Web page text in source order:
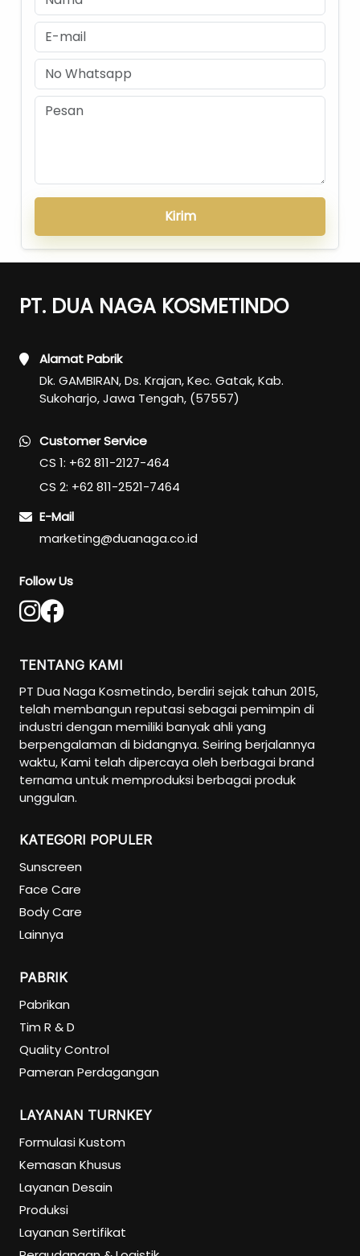
Kirim
PT. DUA NAGA KOSMETINDO
Alamat Pabrik
Dk. GAMBIRAN, Ds. Krajan, Kec. Gatak, Kab.
Sukoharjo, Jawa Tengah, (57557)
Customer Service
CS 1: +62 811-2127-464
CS 2: +62 811-2521-7464
E-Mail
marketing@duanaga.co.id
Follow Us
TENTANG KAMI
PT Dua Naga Kosmetindo, berdiri sejak tahun 2015,
telah membangun reputasi sebagai pemimpin di
industri dengan memiliki banyak ahli yang
berpengalaman di bidangnya. Seiring berjalannya
waktu, Kami telah dipercaya oleh berbagai brand
ternama untuk memproduksi berbagai produk
unggulan.
KATEGORI POPULER
Sunscreen
Face Care
Body Care
Lainnya
PABRIK
Pabrikan
Tim R & D
Quality Control
Pameran Perdagangan
LAYANAN TURNKEY
Formulasi Kustom
Kemasan Khusus
Layanan Desain
Produksi
Layanan Sertifikat